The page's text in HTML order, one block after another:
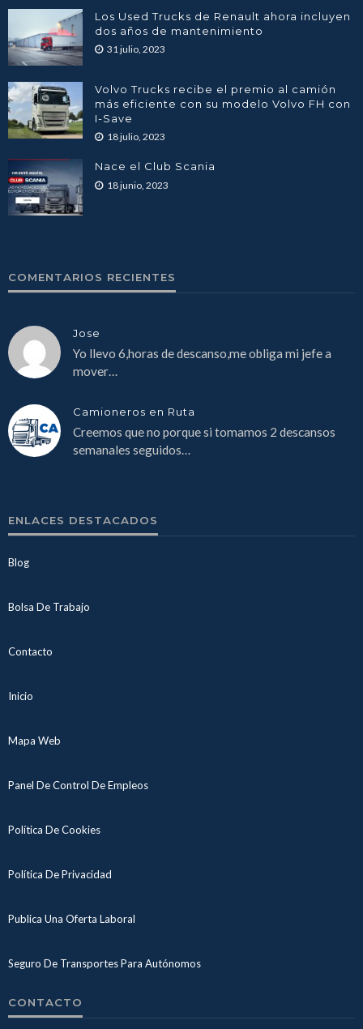
Los Used Trucks de Renault ahora incluyen
dos años de mantenimiento
31 julio, 2023
Volvo Trucks recibe el premio al camión
más eficiente con su modelo Volvo FH con
I-Save
18 julio, 2023
Nace el Club Scania
18 junio, 2023
COMENTARIOS RECIENTES
Jose
Yo llevo 6,horas de descanso,me obliga mi jefe a
mover…
Camioneros en Ruta
Creemos que no porque si tomamos 2 descansos
semanales seguidos…
ENLACES DESTACADOS
Blog
Bolsa De Trabajo
Contacto
Inicio
Mapa Web
Panel De Control De Empleos
Política De Cookies
Política De Privacidad
Publica Una Oferta Laboral
Seguro De Transportes Para Autónomos
CONTACTO